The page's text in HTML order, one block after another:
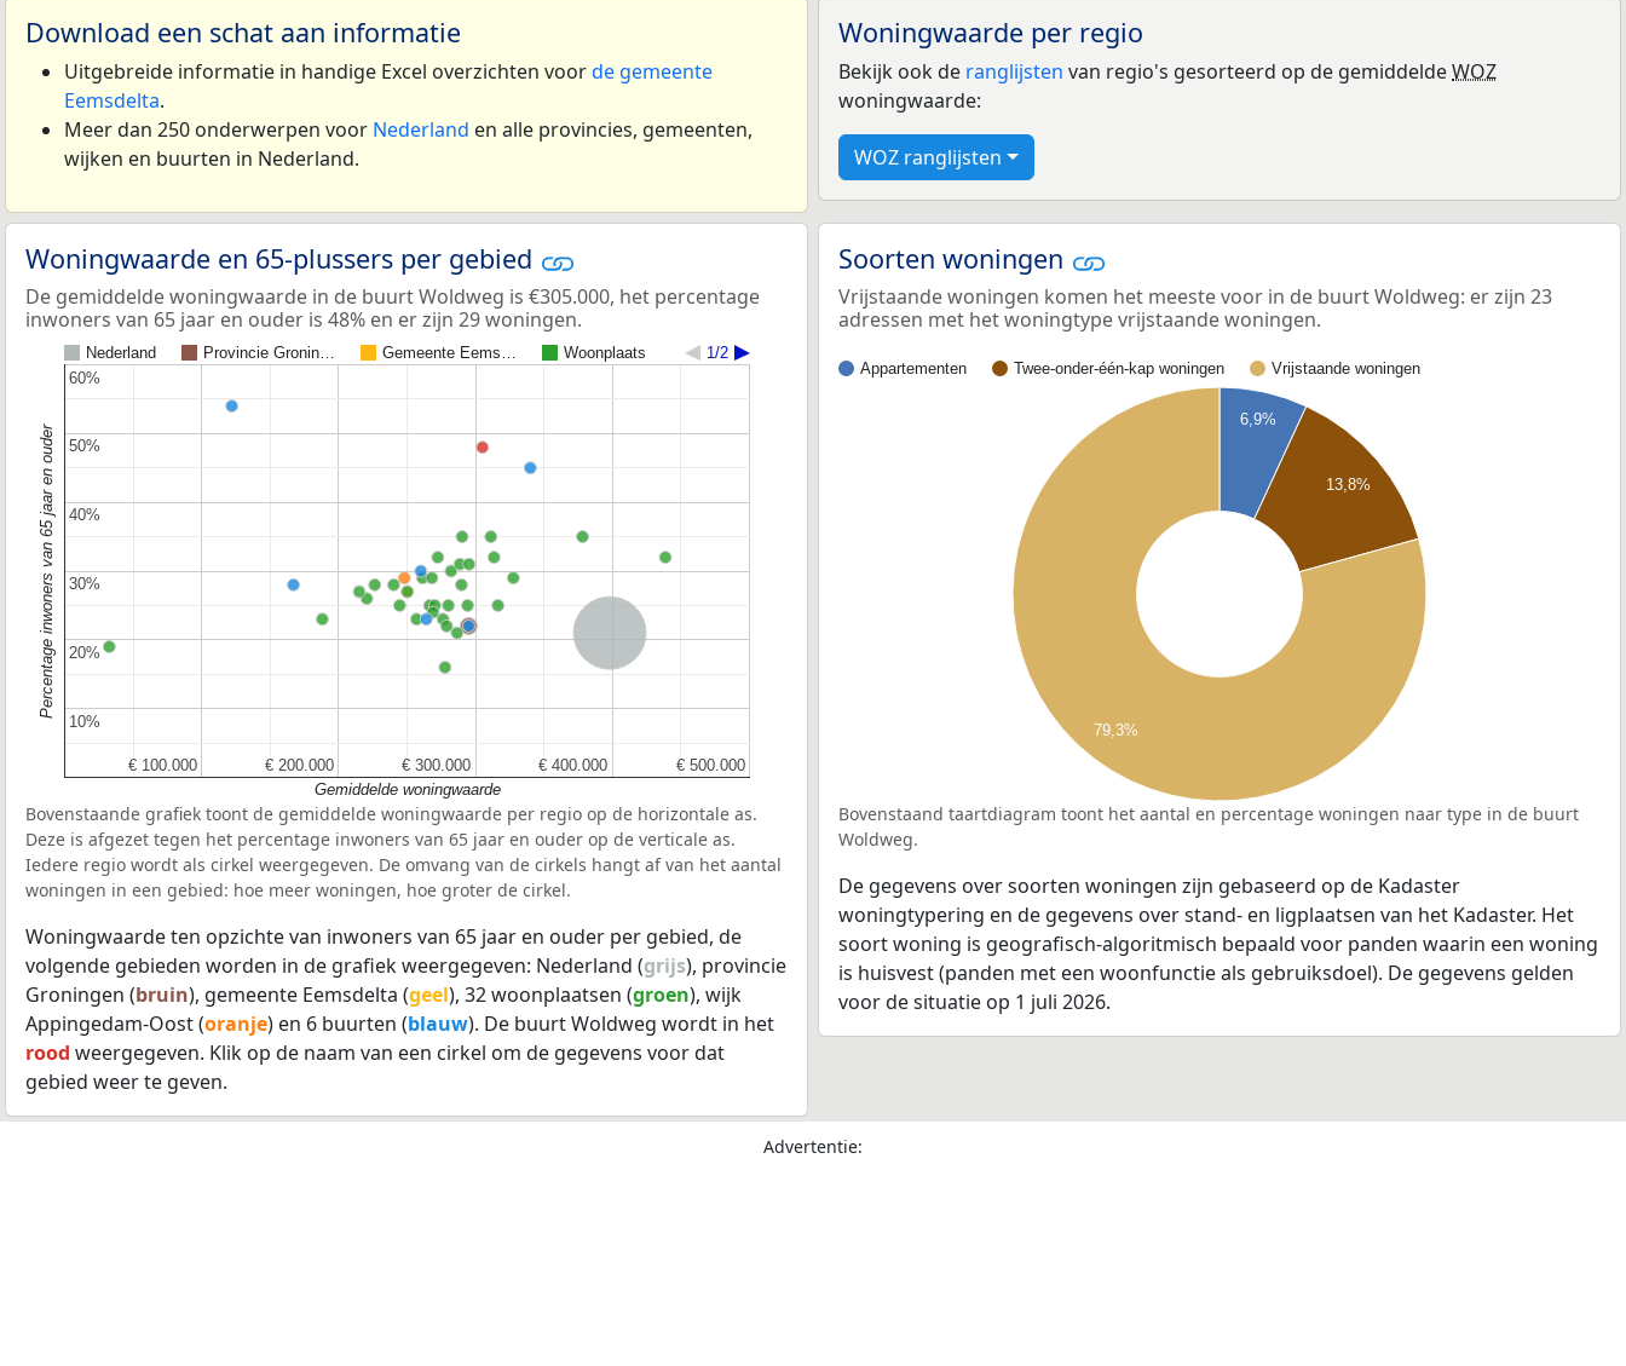
Download een schat aan informatie
Uitgebreide informatie in handige Excel overzichten voorde gemeente
Eemsdelta.
Meer dan 250 onderwerpen voor Nederland en alle provincies, gemeenten,
wijken en buurten in Nederland.
Woningwaarde per regio
Bekijk ook de ranglijsten van regio's gesorteerd op de gemiddeldeWOZ
woningwaarde:
WOZ ranglijsten
Woningwaarde en 65-plussers per gebied
De gemiddelde woningwaarde in de buurt Woldweg is €305.000, het percentage
inwoners van 65 jaar en ouder is 48% en er zijn 29 woningen.
Nederland Provincie Gronin… Gemeente Eems… Woonplaats 1/2
€ 100.000
€ 100.000 € 200.000
€ 200.000 € 300.000
€ 300.000 € 400.000
€ 400.000 € 500.000
€ 500.000
10%
10%
20%
20%
30%
30%
40%
40%
50%
50%
60%
60%
Gemiddelde woningwaarde
Percentage inwoners van 65 jaar en ouder
Bovenstaande grafiek toont de gemiddelde woningwaarde per regio op de horizontale as.
Deze is afgezet tegen het percentage inwoners van 65 jaar en ouder op de verticale as.
Iedere regio wordt als cirkel weergegeven. De omvang van de cirkels hangt af van het aantal
woningen in een gebied: hoe meer woningen, hoe groter de cirkel.
Woningwaarde ten opzichte van inwoners van 65 jaar en ouder per gebied, de
volgende gebieden worden in de grafiek weergegeven: Nederland (grijs), provincie
Groningen (bruin), gemeente Eemsdelta (geel), 32 woonplaatsen (groen), wijk
Appingedam-Oost (oranje) en 6 buurten (blauw). De buurt Woldweg wordt in het
rood weergegeven. Klik op de naam van een cirkel om de gegevens voor dat
gebied weer te geven.
Soorten woningen
Vrijstaande woningen komen het meeste voor in de buurt Woldweg: er zijn 23
adressen met het woningtype vrijstaande woningen.
Appartementen Twee-onder-één-kap woningen Vrijstaande woningen
6,9%
13,8%
79,3%
Bovenstaand taartdiagram toont het aantal en percentage woningen naar type in de buurt
Woldweg.
De gegevens over soorten woningen zijn gebaseerd op de Kadaster
woningtypering en de gegevens over stand- en ligplaatsen van het Kadaster. Het
soort woning is geografisch-algoritmisch bepaald voor panden waarin een woning
is huisvest (panden met een woonfunctie als gebruiksdoel). De gegevens gelden
voor de situatie op 1 juli 2026.
Advertentie: